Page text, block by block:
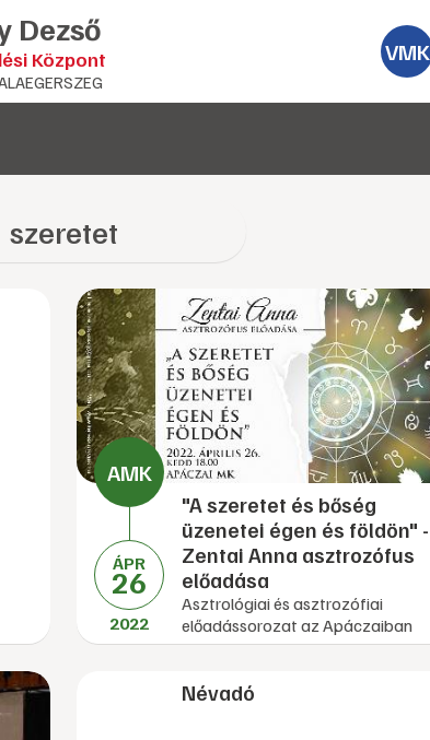
Dezső
Központ VMK
szeretet
ÁPR
26
2022
"A szeretet és bőség
üzenetei égen és földön" -
Zentai Anna asztrozófus
előadása
Asztrológiai és asztrozófiai
előadássorozat az Apáczaiban
Névadó